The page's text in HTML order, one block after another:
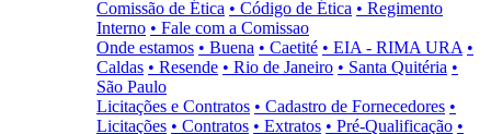
Comissão de Ética • Código de Ética • Regimento
Interno • Fale com a Comissao
Onde estamos • Buena • Caetité • EIA - RIMA URA •
Caldas • Resende • Rio de Janeiro • Santa Quitéria •
São Paulo
Licitações e Contratos • Cadastro de Fornecedores •
Licitações • Contratos • Extratos • Pré-Qualificação •